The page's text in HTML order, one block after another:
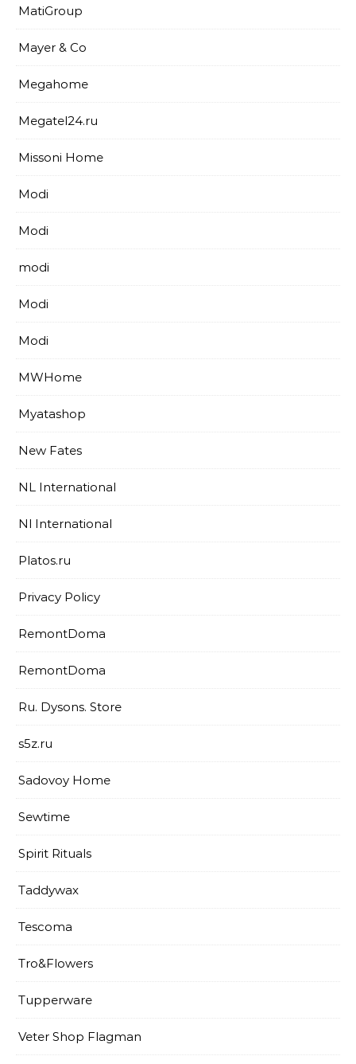
MatiGroup
Mayer & Co
Megahome
Megatel24.ru
Missoni Home
Modi
Modi
modi
Modi
Modi
MWHome
Myatashop
New Fates
NL International
Nl International
Platos.ru
Privacy Policy
RemontDoma
RemontDoma
Ru. Dysons. Store
s5z.ru
Sadovoy Home
Sewtime
Spirit Rituals
Taddywax
Tescoma
Tro&Flowers
Tupperware
Veter Shop Flagman